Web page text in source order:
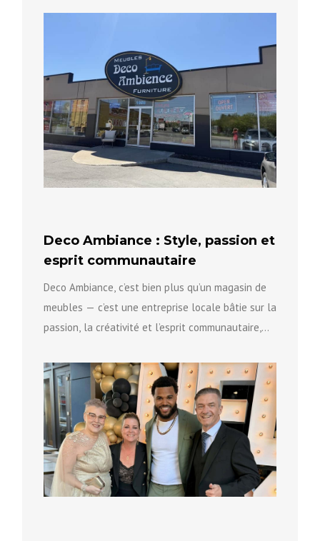
Deco Ambiance : Style, passion et
esprit communautaire
Deco Ambiance, c’est bien plus qu’un magasin de
meubles — c’est une entreprise locale bâtie sur la
passion, la créativité et l’esprit communautaire,